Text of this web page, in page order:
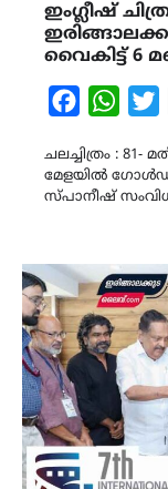
ഇംഗ്ലീഷ്
വൈകിട്ട് 6
Facebook
ചലച്ചിത്രം : 81-
മേളയിൽ
സ്പാനീഷ്